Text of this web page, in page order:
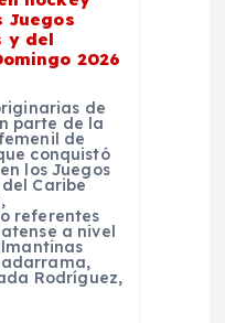
Juegos
y del
2026
de
parte de la
de
conquistó
los Juegos
Caribe
referentes
a nivel
Rodríguez,